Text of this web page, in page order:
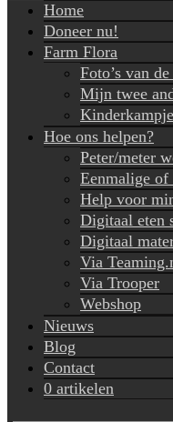
Home
Doneer nu!
Farm Flora
Foto’s van
Mijn twee
Hoe ons helpen?
Peter/meter
Eenmalige of
Help voor
Digitaal eten
Digitaal
Via
Via Trooper
Webshop
Nieuws
Blog
Contact
0 artikelen